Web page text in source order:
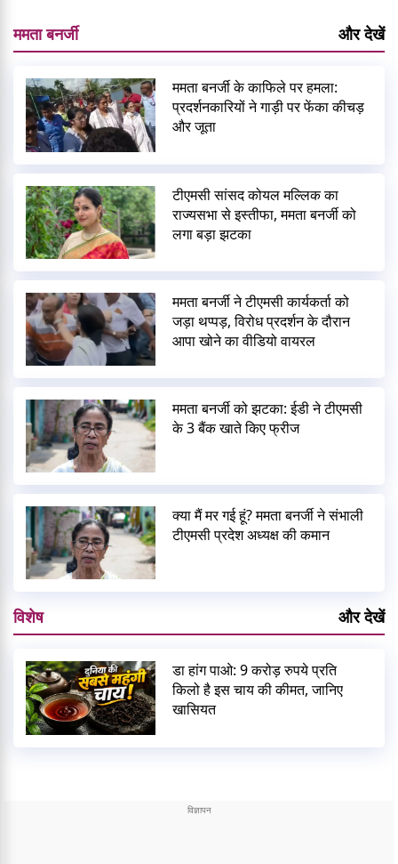
ममता बनर्जी और देखें
ममता बनर्जी के काफिले पर हमला:
प्रदर्शनकारियों ने गाड़ी पर फेंका कीचड़
और जूता
टीएमसी सांसद कोयल मल्लिक का
राज्यसभा से इस्तीफा, ममता बनर्जी को
लगा बड़ा झटका
ममता बनर्जी ने टीएमसी कार्यकर्ता को
जड़ा थप्पड़, विरोध प्रदर्शन के दौरान
आपा खोने का वीडियो वायरल
ममता बनर्जी को झटका: ईडी ने टीएमसी
के 3 बैंक खाते किए फ्रीज
क्या मैं मर गई हूं? ममता बनर्जी ने संभाली
टीएमसी प्रदेश अध्यक्ष की कमान
विशेष और देखें
डा हांग पाओ: 9 करोड़ रुपये प्रति
किलो है इस चाय की कीमत, जानिए
खासियत